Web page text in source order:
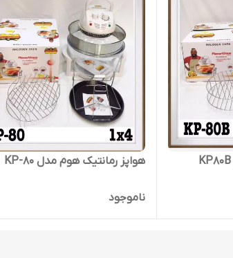
هواپز رمانتیک هوم مدل KP-80
ناموجود